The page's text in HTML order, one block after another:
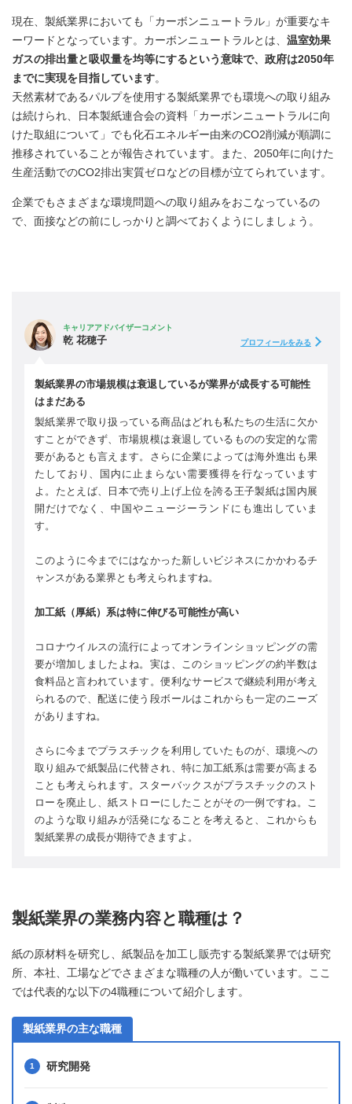
現在、製紙業界においても「カーボンニュートラル」が重要なキ
ーワードとなっています。カーボンニュートラルとは、 温室効果
ガスの排出量と吸収量を均等にするという意味で、政府は2050年
までに実現を目指しています。
天然素材であるパルプを使用する製紙業界でも環境への取り組み
は続けられ、日本製紙連合会の資料「カーボンニュートラルに向
けた取組について」でも化石エネルギー由来のCO2削減が順調に
推移されていることが報告されています。また、2050年に向けた
生産活動でのCO2排出実質ゼロなどの目標が立てられています。
企業でもさまざまな環境問題への取り組みをおこなっているの
で、面接などの前にしっかりと調べておくようにしましょう。
キャリアアドバイザーコメント
乾 花穂子 プロフィールをみる
製紙業界の市場規模は衰退しているが業界が成長する可能性
はまだある
製紙業界で取り扱っている商品はどれも私たちの生活に欠か
すことができず、市場規模は衰退しているものの安定的な需
要があるとも言えます。さらに企業によっては海外進出も果
たしており、国内に止まらない需要獲得を行なっています
よ。たとえば、日本で売り上げ上位を誇る王子製紙は国内展
開だけでなく、中国やニュージーランドにも進出していま
す。
このように今までにはなかった新しいビジネスにかかわるチ
ャンスがある業界とも考えられますね。
加工紙（厚紙）系は特に伸びる可能性が高い
コロナウイルスの流行によってオンラインショッピングの需
要が増加しましたよね。実は、このショッピングの約半数は
食料品と言われています。便利なサービスで継続利用が考え
られるので、配送に使う段ボールはこれからも一定のニーズ
がありますね。
さらに今までプラスチックを利用していたものが、環境への
取り組みで紙製品に代替され、特に加工紙系は需要が高まる
ことも考えられます。スターバックスがプラスチックのスト
ローを廃止し、紙ストローにしたことがその一例ですね。こ
のような取り組みが活発になることを考えると、これからも
製紙業界の成長が期待できますよ。
製紙業界の業務内容と職種は？
紙の原材料を研究し、紙製品を加工し販売する製紙業界では研究
所、本社、工場などでさまざまな職種の人が働いています。ここ
では代表的な以下の4職種について紹介します。
製紙業界の主な職種
研究開発